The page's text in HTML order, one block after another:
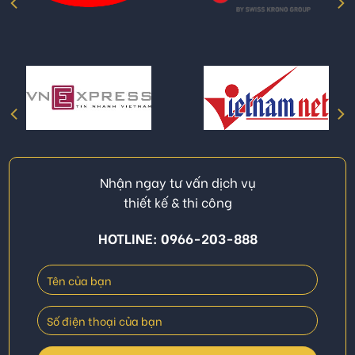
Nhận ngay tư vấn dịch vụ
thiết kế & thi công
HOTLINE: 0966-203-888